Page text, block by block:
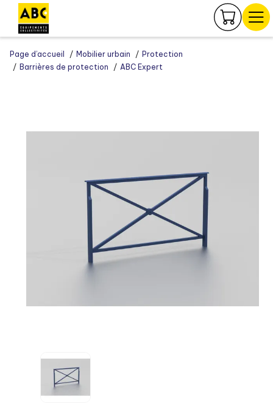
Page d’accueil Mobilier urbain
Protection
Barrières de protection
ABC Expert
Panneau de gestion des cookies